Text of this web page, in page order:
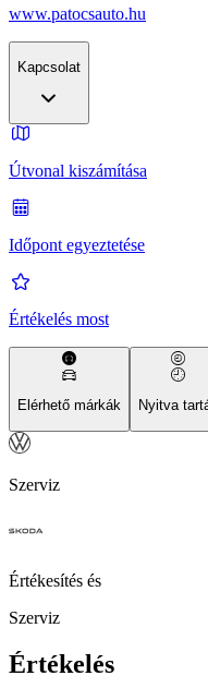
www.patocsauto.hu
Kapcsolat
Útvonal kiszámítása
Időpont egyeztetése
Értékelés most
Elérhető márkák Nyitva
Szerviz
Értékesítés és
Szerviz
Értékelés